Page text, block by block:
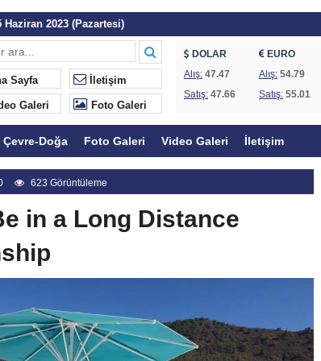
Haziran 2023 (Pazartesi)
Başlıyor
ve Fethiye’de koruma statüsü değişti
Kıyılar halkındır
yanıt
hakkında uyarı
altında!
karşı protesto
Sayfa İletişim
Galeri Foto Galeri
DOLAR
Alış: 47.47
Satış: 47.66
EURO
Alış:54.79
Satış:55.01
Çevre-Doğa Foto Galeri Video Galeri İletişim
623 Görüntüleme
in a Long Distance